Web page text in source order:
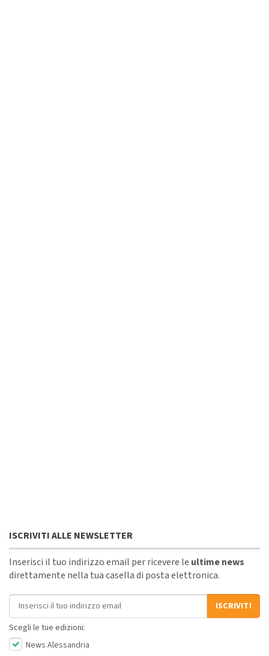
ISCRIVITI ALLE NEWSLETTER
Inserisci il tuo indirizzo email per ricevere le ultime news
direttamente nella tua casella di posta elettronica.
Indirizzo email
ISCRIVITI
Scegli le tue edizioni:
News Alessandria